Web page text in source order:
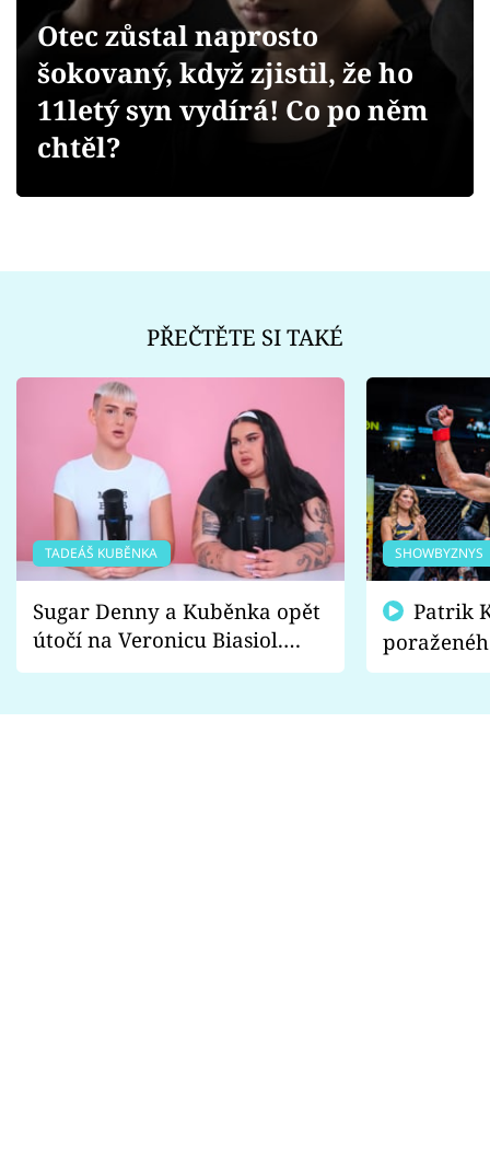
Videa
Sledujte prima+
Otec zůstal naprosto
šokovaný, když zjistil, že ho
11letý syn vydírá! Co po něm
chtěl?
PŘEČTĚTE SI TAKÉ
TADEÁŠ KUBĚNKA
Sugar Denny a Kuběnka opět
útočí na Veronicu Biasiol.
Proč je podle nich falešná a
SHOWBYZNYS
fanoušci